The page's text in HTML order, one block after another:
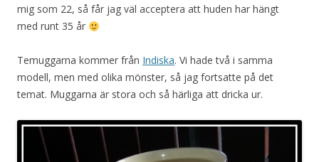
mig som 22, så får jag väl acceptera att huden har hängt
med runt 35 år
Temuggarna kommer från Indiska. Vi hade två i samma
modell, men med olika mönster, så jag fortsatte på det
temat. Muggarna är stora och så härliga att dricka ur.